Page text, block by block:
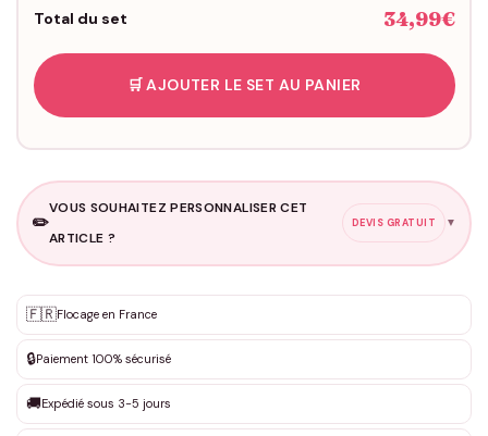
Total du set 34,99€
🛒 AJOUTER LE SET AU PANIER
✏️
VOUS SOUHAITEZ PERSONNALISER CET
ARTICLE ?
DEVIS GRATUIT ▼
✨ Personnalisation sur mesure
DEVIS GRATUIT · Personnalisation de 3 à 10€ selon la demande
Que souhaitez-vous ?*
🇫🇷Flocage en France
🔒Paiement 100% sécurisé
🚚Expédié sous 3-5 jours